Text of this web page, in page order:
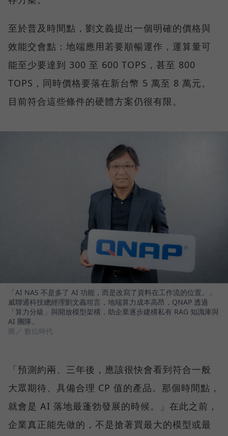
至於普及時間點，劉文義提出一個明確的價格與
效能交會點：地端應用若要順暢運作，運算量可
能至少要達到 300 至 600 TOPS，甚至 800
TOPS，同時價格要落在新台幣 5 萬至 8 萬元。
目前符合這些條件的硬體方案仍很有限。
「AI NAS 不是多了 AI 功能，而是改寫了資料在工作流的位置。」
威聯通科技總經理劉文義坦言，地端算力成本高昂，QNAP 透過
「算力分級」與開放模型架構，助企業逐步建構私有 RAG 知識庫與
AI 團隊。
圖／ 數位時代
「預測約兩、三年後，應該很快會看到符合一般
大眾期待、具備合理 CP 值的產品。那個時間點，
就會是 AI 落地最蓬勃發展的時候。」在此之前，
企業真正能先做的，不是搶著買最大的模型或最